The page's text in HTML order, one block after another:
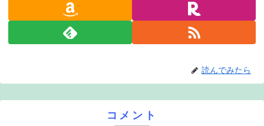
読んでみたら
コメント